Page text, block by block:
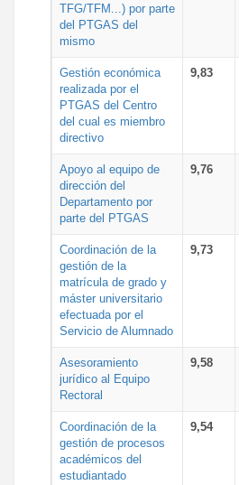
TFG/TFM...) por parte
del PTGAS del
mismo
Gestión económica
realizada por el
PTGAS del Centro
del cual es miembro
directivo
9,83
Apoyo al equipo de
dirección del
Departamento por
parte del PTGAS
9,76
Coordinación de la
gestión de la
matrícula de grado y
máster universitario
efectuada por el
Servicio de Alumnado
9,73
Asesoramiento
jurídico al Equipo
Rectoral
9,58
Coordinación de la
gestión de procesos
académicos del
estudiantado
9,54